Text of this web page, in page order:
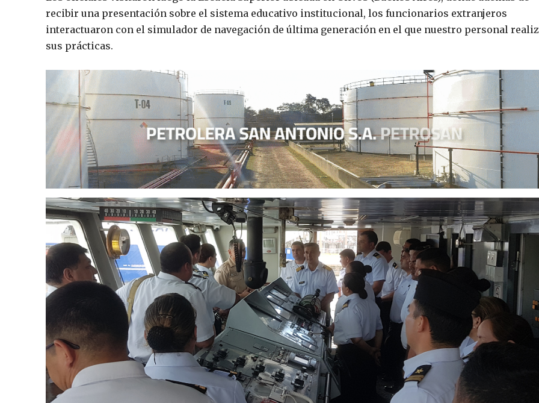
recibir una presentación sobre el sistema educativo institucional, los funcionarios extranjeros
interactuaron con el simulador de navegación de última generación en el que nuestro personal
sus prácticas.